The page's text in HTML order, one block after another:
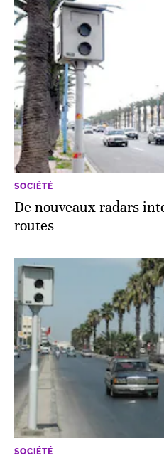
SOCIÉTÉ
De nouveaux radars
routes
SOCIÉTÉ